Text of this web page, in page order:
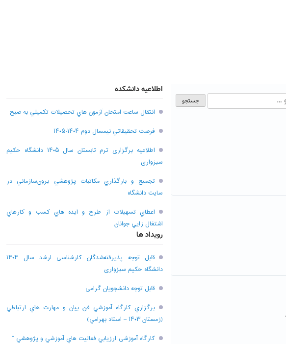
اطلاعیه دانشکده
انتقال ساعت امتحان آزمون هاي تحصيلات تکميلي به صبح
فرصت تحقيقاتي نیمسال دوم ۱۴۰۴-۱۴۰۵
اطلاعیه برگزاری ترم تابستان سال ۱۴۰۵ دانشگاه حکیم
سبزواری
تجميع و بارگذاري مکاتبات پژوهشي برون‌سازماني در
سايت دانشگاه
اعطاي تسهيلات از طرح و ايده هاي کسب و کارهاي
اشتغال زايي جوانان
رویداد ها
قابل توجه پذیرفته‌شدگان کارشناسی ارشد سال ۱۴۰۴
دانشگاه حکیم سبزواری
قابل توجه دانشجویان گرامی
برگزاري کارگاه آموزشي فن بيان و مهارت هاي ارتباطي
(زمستان ۱۴۰۳ – استاد بهرامي)
کارگاه آموزشی”ارزيابي فعاليت هاي آموزشي و پژوهشي “